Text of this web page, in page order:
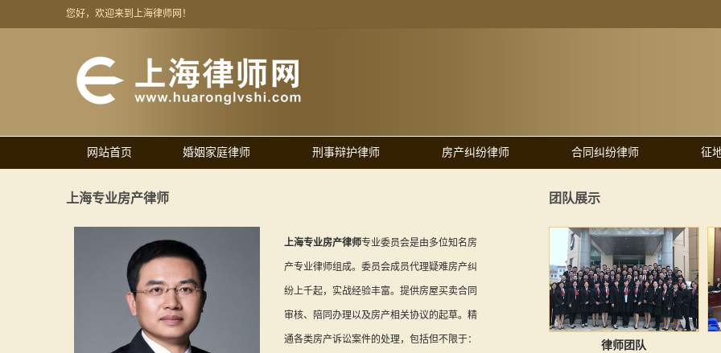
您好，欢迎来到上海律师网！
网站首页 婚姻家庭律师 刑事辩护律师 房产纠纷律师 合同纠纷律师 征
上海专业房产律师
上海专业房产律师专业委员会是由多位知名房
产专业律师组成。委员会成员代理疑难房产纠
纷上千起，实战经验丰富。提供房屋买卖合同
审核、陪同办理以及房产相关协议的起草。精
通各类房产诉讼案件的处理，包括但不限于：
团队展示
律师团队